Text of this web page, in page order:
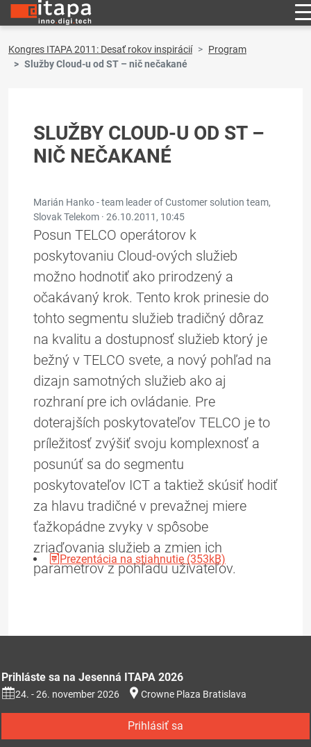
Kongres ITAPA 2011: Desať rokov inspirácií
Program
Služby Cloud-u od ST – nič nečakané
SLUŽBY CLOUD-U OD ST –
NIČ NEČAKANÉ
Marián Hanko - team leader of Customer solution team,
Slovak Telekom · 26.10.2011, 10:45
Posun TELCO operátorov k
poskytovaniu Cloud-ových služieb
možno hodnotiť ako prirodzený a
očakávaný krok. Tento krok prinesie do
tohto segmentu služieb tradičný dôraz
na kvalitu a dostupnosť služieb ktorý je
bežný v TELCO svete, a nový pohľad na
dizajn samotných služieb ako aj
rozhraní pre ich ovládanie. Pre
doterajších poskytovateľov TELCO je to
príležitosť zvýšiť svoju komplexnosť a
posunúť sa do segmentu
poskytovateľov ICT a taktiež skúsiť hodiť
za hlavu tradičné v prevažnej miere
ťažkopádne zvyky v spôsobe
zriaďovania služieb a zmien ich
parametrov z pohľadu užívateľov.
Prezentácia na stiahnutie (353kB)
Prihláste sa na Jesenná ITAPA 2026
24. - 26. november 2026 Crowne Plaza Bratislava
Prihlásiť sa